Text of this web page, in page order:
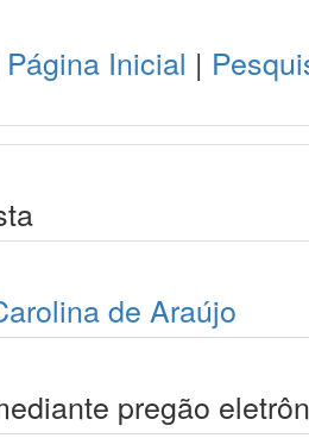
Página Inicial |
de Araújo
pregão